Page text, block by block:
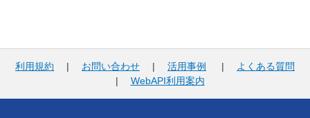
利用規約 | お問い合わせ | 活用事例 |
よくある質問
| WebAPI利用案内